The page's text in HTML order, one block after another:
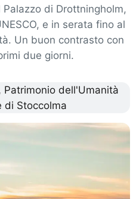
di Drottningholm,
e in serata fino al
Un buon contrasto con
due giorni.